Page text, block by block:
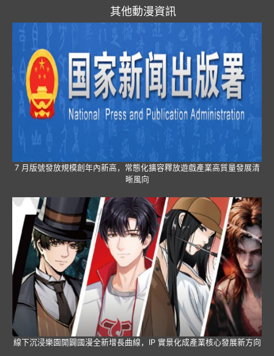
其他動漫資訊
7 月版號發放規模創年內新高，常態化擴容釋放遊戲產業高質量發展清
晰風向
線下沉浸樂園開闢國漫全新增長曲線，IP 實景化成產業核心發展新方向